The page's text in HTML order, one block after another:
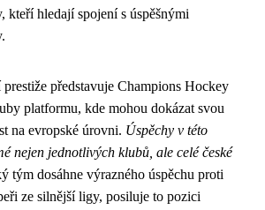
kteří hledají spojení s úspěšnými
představuje Champions Hockey
platformu, kde mohou dokázat svou
na evropské úrovni. Úspěchy v této
nejen jednotlivých klubů, ale celé české
tým dosáhne výrazného úspěchu proti
ze silnější ligy, posiluje to pozici